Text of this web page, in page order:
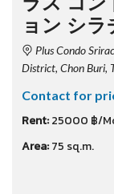
ョン シ
Plus Condo
District, Chon Buri,
Contact for
Rent:25000 ฿/
Area:75 sq.m.